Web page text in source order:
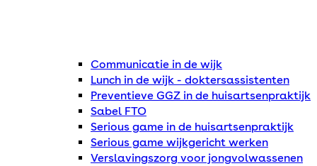
Communicatie in de wijk
Lunch in de wijk - doktersassistenten
Preventieve GGZ in de huisartsenpraktijk
Sabel FTO
Serious game in de huisartsenpraktijk
Serious game wijkgericht werken
Verslavingszorg voor jongvolwassenen